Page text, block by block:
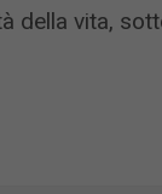
della vita,